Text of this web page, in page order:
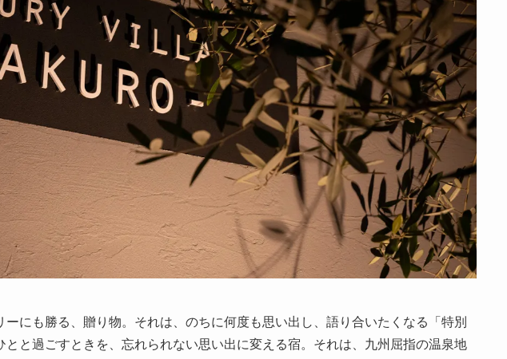
ーにも勝る、贈り物。それは、のちに何度も思い出し、語り合いたくなる「特別
とと過ごすときを、忘れられない思い出に変える宿。それは、九州屈指の温泉地